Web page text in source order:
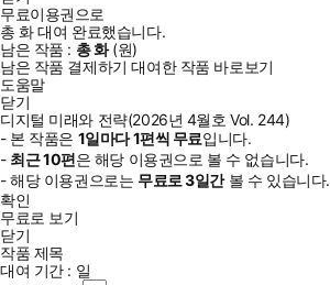
무료이용권으로
총 화대여 완료했습니다.
남은 작품 : 총화(원)
남은 작품 결제하기 대여한 작품 바로보기
도움말
닫기
디지털 미래와 전략(2026년 4월호 Vol. 244)
- 본 작품은 1일마다1편씩 무료입니다.
- 최근10편은 해당 이용권으로 볼 수 없습니다.
- 해당 이용권으로는 무료로3일간볼 수 있습니다.
확인
무료로 보기
닫기
작품 제목
대여 기간 : 일